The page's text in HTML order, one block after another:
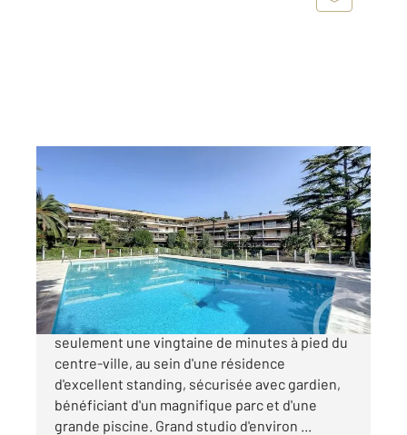
Ref : 52333
Appartement F1 à vendre
234 000 €
Cannes Secteur résidentiel de Montrose À
seulement une vingtaine de minutes à pied du
centre-ville, au sein d'une résidence
d'excellent standing, sécurisée avec gardien,
bénéficiant d'un magnifique parc et d'une
grande piscine. Grand studio d'environ ...